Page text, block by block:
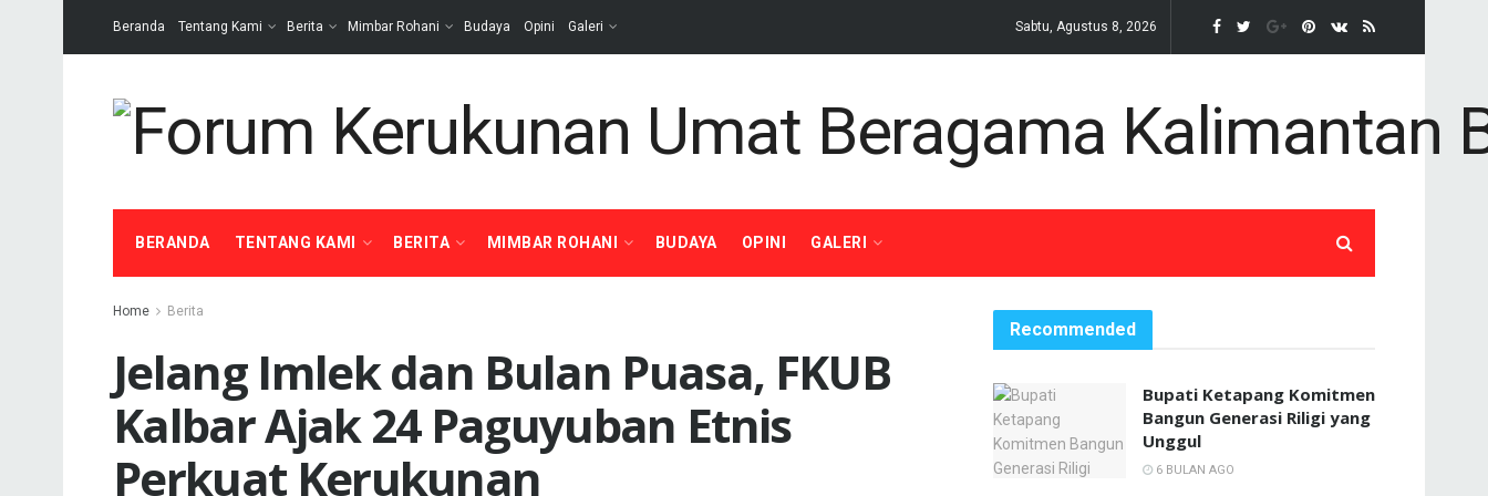
Beranda Tentang Kami Berita Mimbar Rohani Budaya Opini Galeri Sabtu, Agustus 8, 2026
BERANDA TENTANG KAMI BERITA MIMBAR ROHANI BUDAYA OPINI GALERI
Home Berita
Jelang Imlek dan Bulan Puasa, FKUB
Kalbar Ajak 24 Paguyuban Etnis
Perkuat Kerukunan
Recommended
Bupati Ketapang Komitmen
Bangun Generasi Riligi yang
Unggul
6 BULAN AGO